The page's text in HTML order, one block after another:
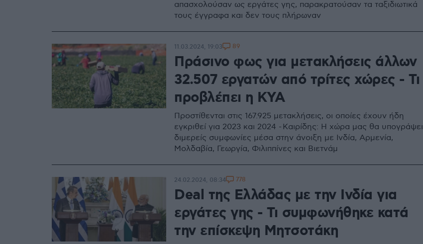
απασχολούσαν ως εργάτες γης, παρακρατούσαν τα ταξιδιωτικά
τους έγγραφα και δεν τους πλήρωναν
Πράσινο φως για μετακλήσεις άλλων
32.507 εργατών από τρίτες χώρες - Τι
προβλέπει η ΚΥΑ
Προστίθενται στις 167.925 μετακλήσεις, οι οποίες έχουν ήδη
εγκριθεί για 2023 και 2024 - Καιρίδης: Η χώρα μας θα υπογράψει
διμερείς συμφωνίες μέσα στην άνοιξη με Ινδία, Αρμενία,
Μολδαβία, Γεωργία, Φιλιππίνες και Βιετνάμ
11.03.2024, 19:03 89
Deal της Ελλάδας με την Ινδία για
εργάτες γης - Τι συμφωνήθηκε κατά
την επίσκεψη Μητσοτάκη
24.02.2024, 08:34 778